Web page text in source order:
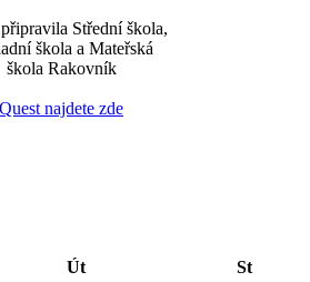
Střední škola,
škola a Mateřská
škola Rakovník
Quest najdete zde
Út St